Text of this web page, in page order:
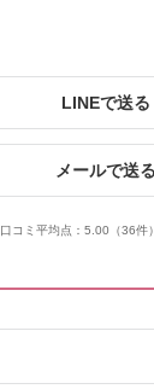
LINEで送る
メールで送る
口コミ平均点： 5.00 （36件）